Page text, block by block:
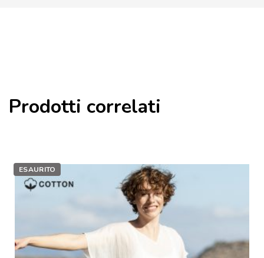
Prodotti correlati
ESAURITO